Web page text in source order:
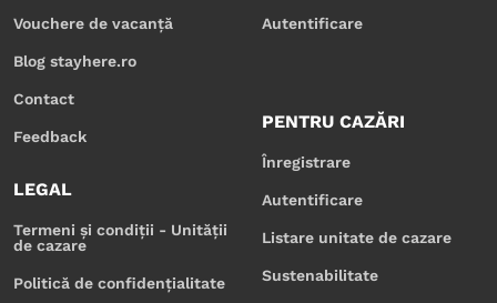
Vouchere de vacanță
Blog stayhere.ro
Contact
Feedback
LEGAL
Termeni și condiții - Unității
de cazare
Politică de confidențialitate
Autentificare
PENTRU CAZĂRI
Înregistrare
Autentificare
Listare unitate de cazare
Sustenabilitate